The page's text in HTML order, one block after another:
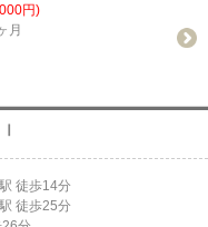
円)
月
駅 徒歩14分
駅 徒歩25分